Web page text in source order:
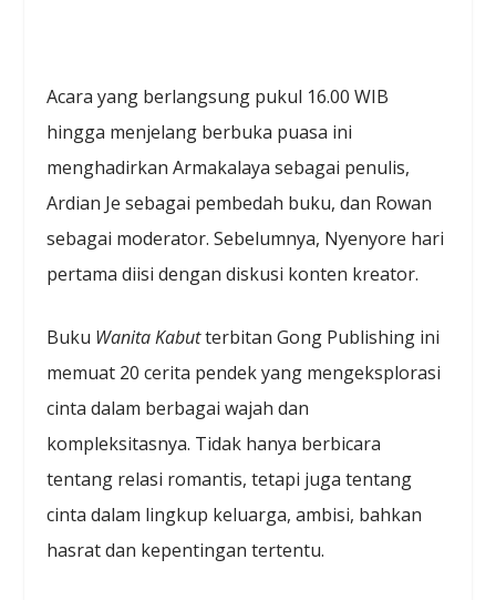
Acara yang berlangsung pukul 16.00 WIB
hingga menjelang berbuka puasa ini
menghadirkan Armakalaya sebagai penulis,
Ardian Je sebagai pembedah buku, dan Rowan
sebagai moderator. Sebelumnya, Nyenyore hari
pertama diisi dengan diskusi konten kreator.
Buku Wanita Kabutterbitan Gong Publishing ini
memuat 20 cerita pendek yang mengeksplorasi
cinta dalam berbagai wajah dan
kompleksitasnya. Tidak hanya berbicara
tentang relasi romantis, tetapi juga tentang
cinta dalam lingkup keluarga, ambisi, bahkan
hasrat dan kepentingan tertentu.